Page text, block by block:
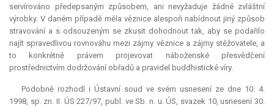
servírováno předepsaným způsobem, ani nevyžaduje žádné zvláštní
výrobky. V daném případě měla věznice alespoň nabídnout jiný způsob
stravování a s odsouzeným se zkusit dohodnout tak, aby se podařilo
najít spravedlivou rovnováhu mezi zájmy věznice a zájmy stěžovatele, a
to konkrétně právem projevovat náboženské přesvědčení
prostřednictvím dodržování obřadů a pravidel buddhistické víry.
Podobně rozhodl i Ústavní soud ve svém usnesení ze dne 10. 4.
1998, sp. zn. II. ÚS 227/97, publ. ve Sb. n. u. ÚS, svazek 10, usnesení 30.